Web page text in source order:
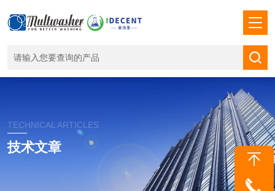
TECHNICAL ARTICLES
技术文章